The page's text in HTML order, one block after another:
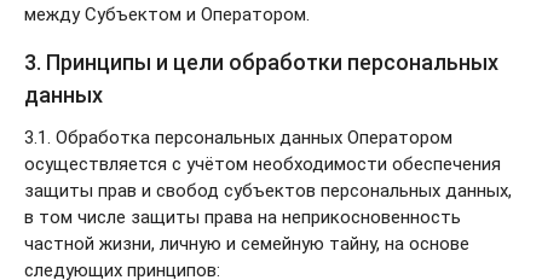
между Субъектом и Оператором.
3. Принципы и цели обработки персональных
данных
3.1. Обработка персональных данных Оператором
осуществляется с учётом необходимости обеспечения
защиты прав и свобод субъектов персональных данных,
в том числе защиты права на неприкосновенность
частной жизни, личную и семейную тайну, на основе
следующих принципов: